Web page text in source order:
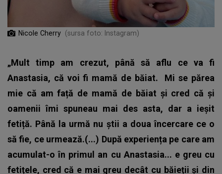
Nicole Cherry (sursa foto: Instagram)
„Mult timp am crezut, până să aflu ce va fi
Anastasia, că voi fi mamă de băiat. Mi se părea
mie că am față de mamă de băiat și cred că și
oamenii îmi spuneau mai des asta, dar a ieșit
fetiță. Până la urmă nu știi a doua încercare ce o
să fie, ce urmează.(...) După experiența pe care am
acumulat-o în primul an cu Anastasia... e greu cu
fetițele, cred că e mai greu decât cu băieții și din